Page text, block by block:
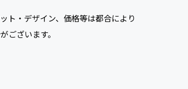
ト・デザイン、価格等は都合により
ございます。